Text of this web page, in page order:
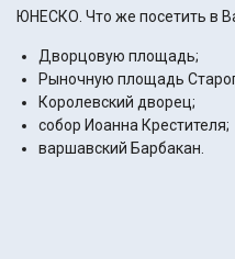
ЮНЕСКО. Что же посетить в
Дворцовую площадь;
Рыночную площадь
Королевский дворец;
собор Иоанна Крестителя;
варшавский Барбакан.